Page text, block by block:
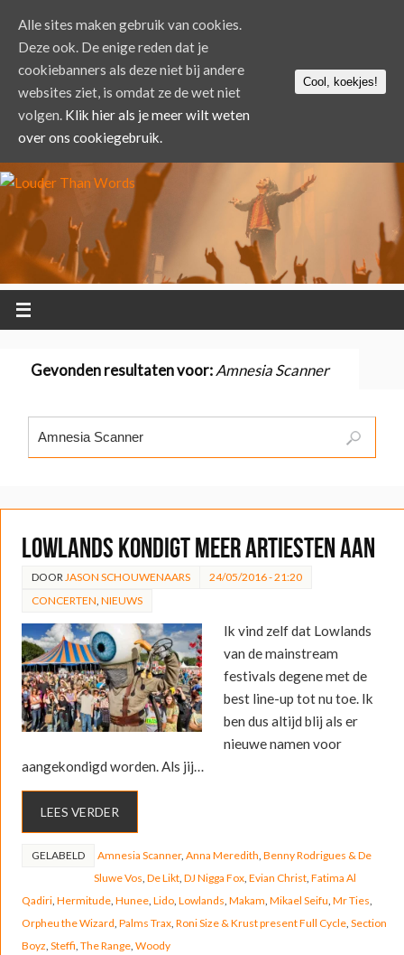
Gevonden resultaten voor:Amnesia Scanner
Lowlands kondigt meer artiesten aan
DOOR JASON SCHOUWENAARS
24/05/2016 - 21:20
CONCERTEN NIEUWS
Ik vind zelf dat Lowlands
van de mainstream
festivals degene met de
best line-up tot nu toe. Ik
ben dus altijd blij als er
nieuwe namen voor
aangekondigd worden. Als jij…
LEES VERDER
GELABELD Amnesia Scanner, Anna Meredith Benny Rodrigues & De
Sluwe Vos De Likt, DJ Nigga Fox, Evian Christ, Fatima Al
Qadiri, Hermitude, Hunee, Lido, Lowlands Makam Mikael Seifu Mr Ties
Orpheu the Wizard Palms Trax, Roni Size & Krust present Full Cycle, Section
Boyz Steffi The Range, Woody
Alle sites maken gebruik van cookies.
Deze ook. De enige reden dat je
cookiebanners als deze niet bij andere
websites ziet, is omdat ze de wet niet
volgen. Klik hier als je meer wilt weten
over ons cookiegebruik.
Cool, koekjes!